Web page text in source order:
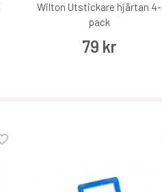
Wilton Utstickare hjärtan 4-
pack
79 kr